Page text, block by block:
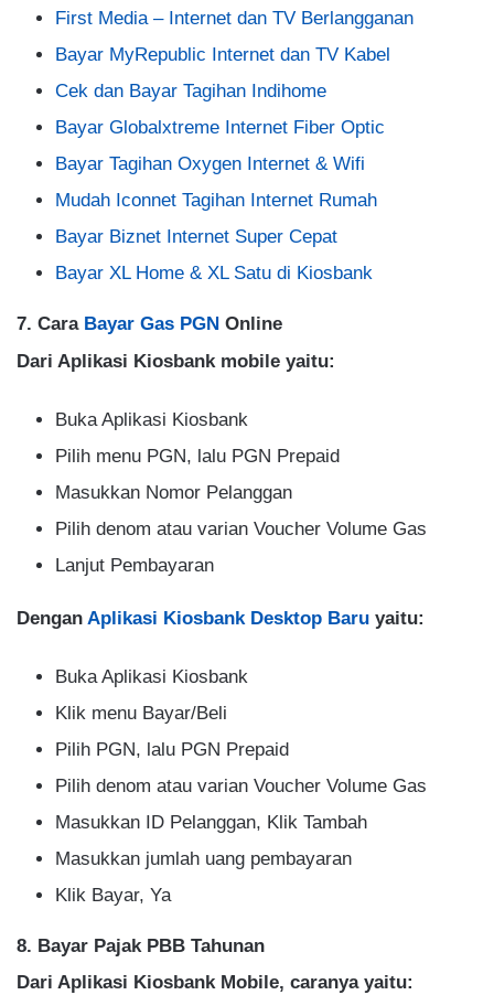
First Media – Internet dan TV Berlangganan
Bayar MyRepublic Internet dan TV Kabel
Cek dan Bayar Tagihan Indihome
Bayar Globalxtreme Internet Fiber Optic
Bayar Tagihan Oxygen Internet & Wifi
Mudah Iconnet Tagihan Internet Rumah
Bayar Biznet Internet Super Cepat
Bayar XL Home & XL Satu di Kiosbank
7. Cara Bayar Gas PGN Online
Dari Aplikasi Kiosbank mobile yaitu:
Buka Aplikasi Kiosbank
Pilih menu PGN, lalu PGN Prepaid
Masukkan Nomor Pelanggan
Pilih denom atau varian Voucher Volume Gas
Lanjut Pembayaran
Dengan Aplikasi Kiosbank Desktop Baru yaitu:
Buka Aplikasi Kiosbank
Klik menu Bayar/Beli
Pilih PGN, lalu PGN Prepaid
Pilih denom atau varian Voucher Volume Gas
Masukkan ID Pelanggan, Klik Tambah
Masukkan jumlah uang pembayaran
Klik Bayar, Ya
8. Bayar Pajak PBB Tahunan
Dari Aplikasi Kiosbank Mobile, caranya yaitu: